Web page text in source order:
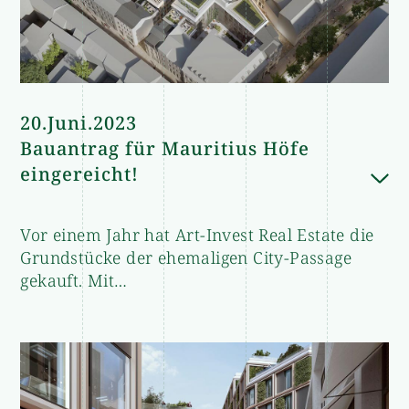
20.Juni.2023
Bauantrag für Mauritius Höfe
eingereicht!
Vor einem Jahr hat Art-Invest Real Estate die
Grundstücke der ehemaligen City-Passage
gekauft. Mit…
Vor einem Jahr hat Art-Invest Real Estate die
Grundstücke der ehemaligen City-Passage
gekauft. Mit der Einreichung des Bauantrags
wurde nun ein wichtiges Etappenziel auf dem
Weg zur Projektrealisierung erreicht.„Nach
umfänglichen Planungen und intensiven
Abstimmungen mit den Behörden haben wir
– insbesondere mit Unterstützung der SEG –